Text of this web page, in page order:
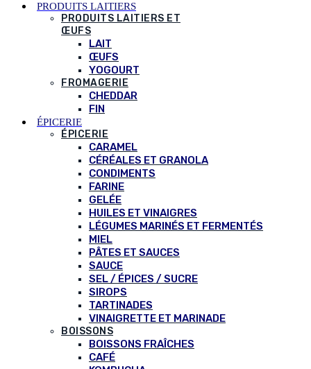
PRODUITS LAITIERS
PRODUITS LAITIERS ET
ŒUFS
LAIT
ŒUFS
YOGOURT
FROMAGERIE
CHEDDAR
FIN
ÉPICERIE
ÉPICERIE
CARAMEL
CÉRÉALES ET GRANOLA
CONDIMENTS
FARINE
GELÉE
HUILES ET VINAIGRES
LÉGUMES MARINÉS ET FERMENTÉS
MIEL
PÂTES ET SAUCES
SAUCE
SEL / ÉPICES / SUCRE
SIROPS
TARTINADES
VINAIGRETTE ET MARINADE
BOISSONS
BOISSONS FRAÎCHES
CAFÉ